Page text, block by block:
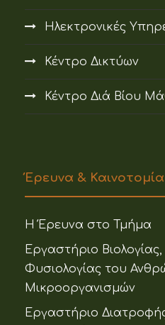
Ηλεκτρονικές
Κέντρο Δικτύων
Κέντρο Διά Βίου
Έρευνα & Καινοτομία
Η Έρευνα στο Τμήμα
Εργαστήριο Βιολογίας,
Φυσιολογίας του
Μικροοργανισμών
Εργαστήριο Διατροφής